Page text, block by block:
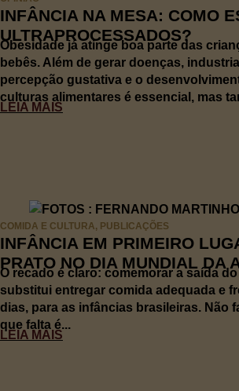
INFÂNCIA NA MESA: COMO
ULTRAPROCESSADOS?
Obesidade já atinge boa parte das
bebês. Além de gerar doenças,
percepção gustativa e o
culturas alimentares é essencial, mas
LEIA MAIS
COMIDA E CULTURA, PUBLICAÇÕES
INFÂNCIA EM PRIMEIRO
PRATO NO DIA MUNDIAL DA
O recado é claro: comemorar a saída
substitui entregar comida adequada e
dias, para as infâncias brasileiras. Não
que falta é...
LEIA MAIS